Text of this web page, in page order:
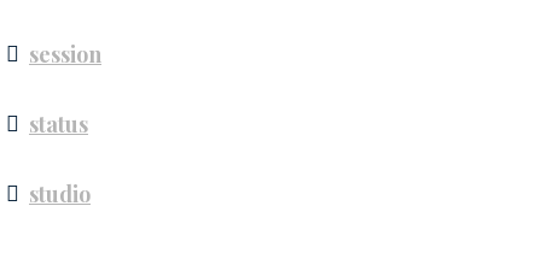
session
status
studio